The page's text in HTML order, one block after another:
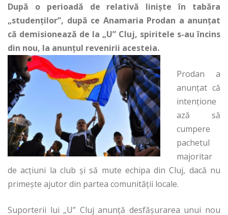
După o perioadă de relativă linişte în tabăra
„studenţilor”, după ce Anamaria Prodan a anunţat
că demisionează de la „U” Cluj, spiritele s-au încins
din nou, la anunţul revenirii acesteia.
Prodan a
anunţat că
intenţione
ază să
cumpere
pachetul
majoritar
de acţiuni la club şi să mute echipa din Cluj, dacă nu
primeşte ajutor din partea comunităţii locale.
Suporterii lui „U” Cluj anunţă desfăşurarea unui nou